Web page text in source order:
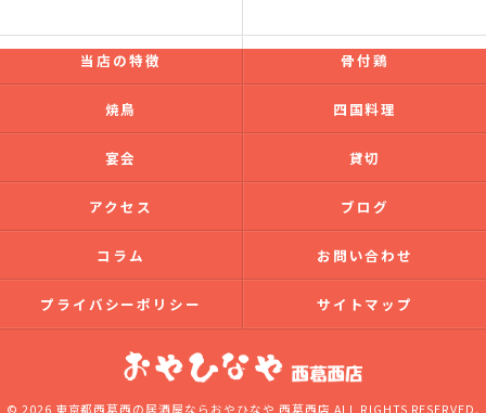
当店の特徴 骨付鶏
焼鳥 四国料理
宴会 貸切
アクセス ブログ
コラム お問い合わせ
プライバシーポリシー サイトマップ
© 2026 東京都西葛西の居酒屋ならおやひなや 西葛西店 ALL RIGHTS RESERVED.